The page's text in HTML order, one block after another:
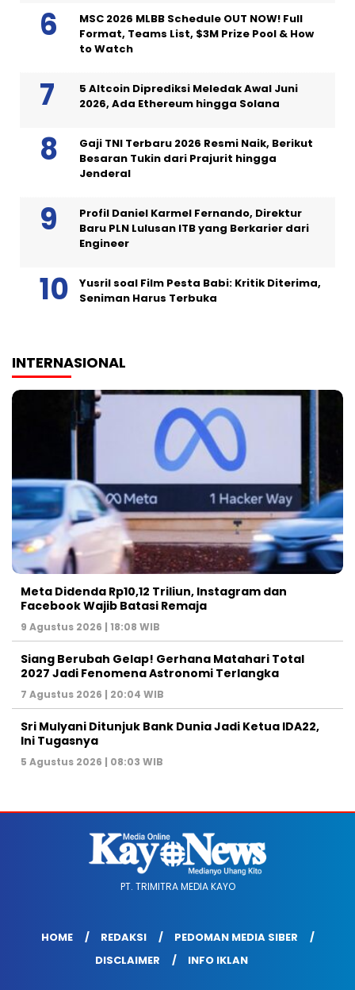
MSC 2026 MLBB Schedule OUT NOW! Full
Format, Teams List, $3M Prize Pool & How
to Watch
5 Altcoin Diprediksi Meledak Awal Juni
2026, Ada Ethereum hingga Solana
Gaji TNI Terbaru 2026 Resmi Naik, Berikut
Besaran Tukin dari Prajurit hingga
Jenderal
Profil Daniel Karmel Fernando, Direktur
Baru PLN Lulusan ITB yang Berkarier dari
Engineer
Yusril soal Film Pesta Babi: Kritik Diterima,
Seniman Harus Terbuka
INTERNASIONAL
Meta Didenda Rp10,12 Triliun, Instagram dan
Facebook Wajib Batasi Remaja
9 Agustus 2026 | 18:08 WIB
Siang Berubah Gelap! Gerhana Matahari Total
2027 Jadi Fenomena Astronomi Terlangka
7 Agustus 2026 | 20:04 WIB
Sri Mulyani Ditunjuk Bank Dunia Jadi Ketua IDA22,
Ini Tugasnya
5 Agustus 2026 | 08:03 WIB
PT. TRIMITRA MEDIA KAYO
HOME REDAKSI
PEDOMAN MEDIA SIBER
DISCLAIMER
INFO IKLAN